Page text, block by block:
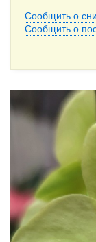
Сообщить о
Сообщить о